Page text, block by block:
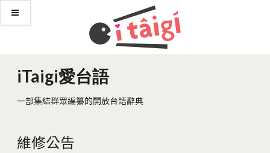
iTaigi愛台語
一部集結群眾編纂的開放台語辭典
維修公告